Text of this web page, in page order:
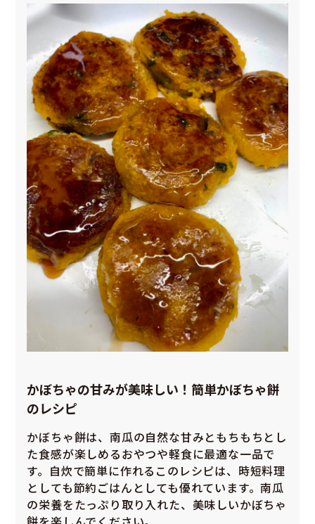
かぼちゃの甘みが美味しい！簡単かぼちゃ餅
のレシピ
かぼちゃ餅は、南瓜の自然な甘みともちもちとし
た食感が楽しめるおやつや軽食に最適な一品で
す。自炊で簡単に作れるこのレシピは、時短料理
としても節約ごはんとしても優れています。南瓜
の栄養をたっぷり取り入れた、美味しいかぼちゃ